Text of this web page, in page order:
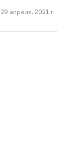
29 апреля, 2021 г.